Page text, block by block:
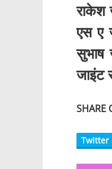
राकेश
एस ए
सुभाष
जाइंट
SHARE
Twitter